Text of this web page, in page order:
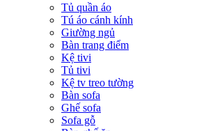
Tủ quần áo
Tú áo cánh kính
Giường ngủ
Bàn trang điểm
Kệ tivi
Tủ tivi
Kệ tv treo tường
Bàn sofa
Ghế sofa
Sofa gỗ